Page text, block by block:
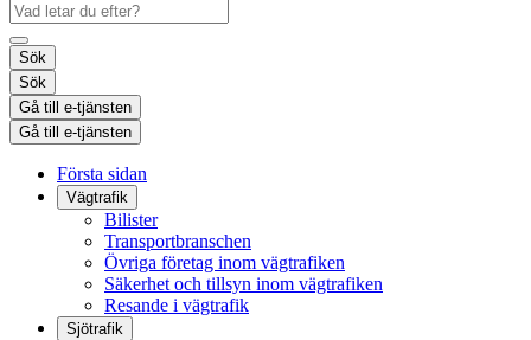
Sök
Sök
Gå till e-tjänsten
Gå till e-tjänsten
Första sidan
Vägtrafik
Bilister
Transportbranschen
Övriga företag inom vägtrafiken
Säkerhet och tillsyn inom vägtrafiken
Resande i vägtrafik
Sjötrafik